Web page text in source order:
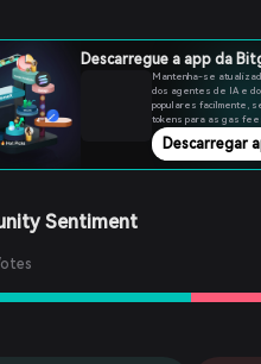
Descarregue a app da
Mantenha-se
dos agentes de IA e
populares facilmente,
tokens para as gas
Descarregar
Sentiment